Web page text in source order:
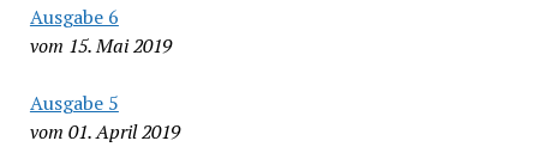
Ausgabe 6
vom 15. Mai 2019
Ausgabe 5
vom 01. April 2019